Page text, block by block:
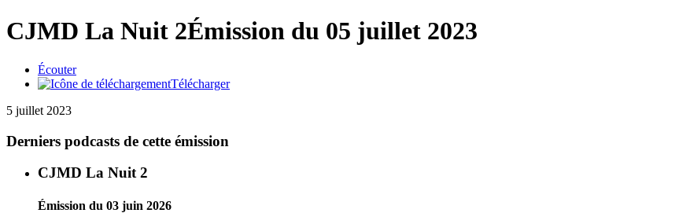
CJMD La Nuit 2Émission du 05 juillet 2023
Écouter
Télécharger
5 juillet 2023
Derniers podcasts de cette émission
CJMD La Nuit 2
Émission du 03 juin 2026